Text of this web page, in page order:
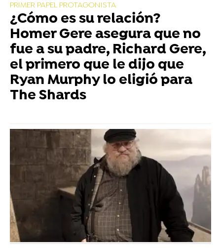
PRIMER PAPEL PROTAGONISTA
¿Cómo es su relación?
Homer Gere asegura que no
fue a su padre, Richard Gere,
el primero que le dijo que
Ryan Murphy lo eligió para
The Shards